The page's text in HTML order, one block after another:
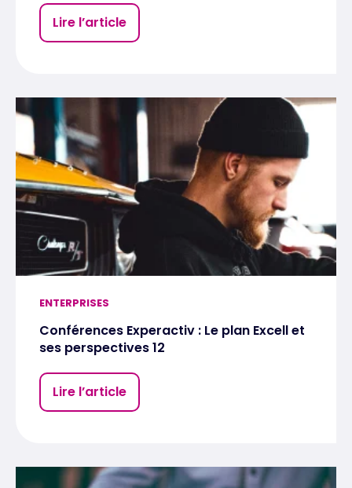
Lire l’article
ENTERPRISES
Conférences Experactiv : Le plan Excell et
ses perspectives 12
Lire l’article